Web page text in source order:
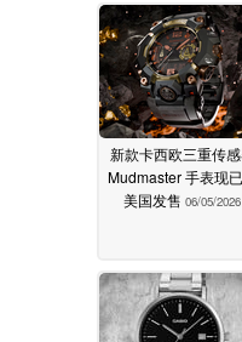
新款卡西欧三重传
Mudmaster 手表现
美国发售 06/05/2026